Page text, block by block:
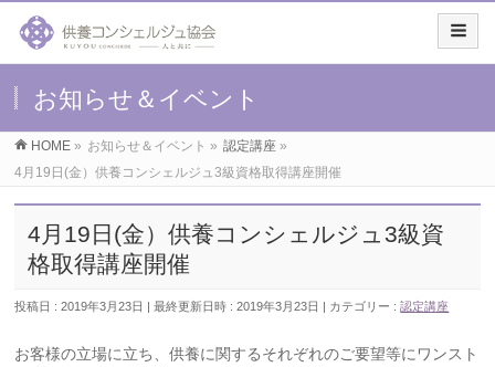
お知らせ＆イベント
HOME » お知らせ＆イベント » 認定講座 »
4月19日(金）供養コンシェルジュ3級資格取得講座開催
4月19日(金）供養コンシェルジュ3級資
格取得講座開催
投稿日 : 2019年3月23日 最終更新日時 : 2019年3月23日 カテゴリー :認定講座
お客様の立場に立ち、供養に関するそれぞれのご要望等にワンスト